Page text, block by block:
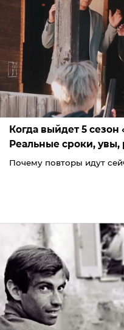
Когда выйдет 5 сезон
Реальные сроки, увы,
Почему повторы идут